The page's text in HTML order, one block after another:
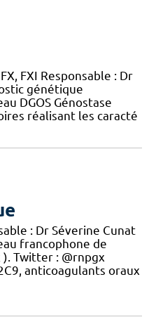
FXI Responsable : Dr
génétique
DGOS Génostase
réalisant les caracté
: Dr Séverine Cunat
francophone de
). Twitter : @rnpgx
anticoagulants oraux